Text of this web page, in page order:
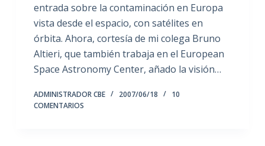
entrada sobre la contaminación en Europa
vista desde el espacio, con satélites en
órbita. Ahora, cortesía de mi colega Bruno
Altieri, que también trabaja en el European
Space Astronomy Center, añado la visión…
ADMINISTRADOR CBE 2007/06/18
10
COMENTARIOS